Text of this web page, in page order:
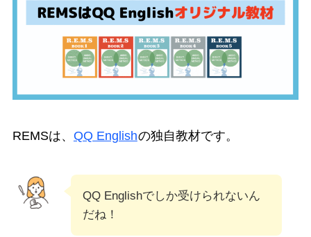
REMSは、 QQ Englishの独自教材です。
QQ Englishでしか受けられないん
だね！